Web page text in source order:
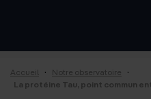
-
Accueil · Notre observatoire ·
La protéine Tau, point commun